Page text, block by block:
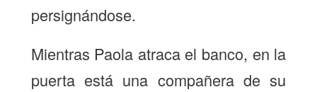
persignándose.
Mientras Paola atraca el banco, en la
puerta está una compañera de su